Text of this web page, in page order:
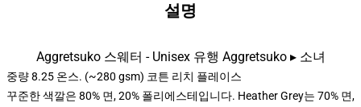
설명
Aggretsuko 스웨터 - Unisex 유행 Aggretsuko ▸ 소녀
중량 8.25 온스. (~280 gsm) 코튼 리치 플레이스
꾸준한 색깔은 80% 면, 20% 폴리에스테입니다. Heather Grey는 70% 면,